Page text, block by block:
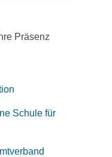
Präsenz
Schule für